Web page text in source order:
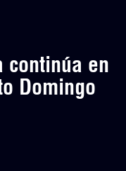
continúa en
Domingo